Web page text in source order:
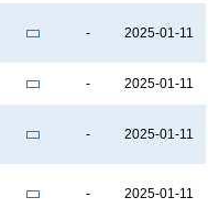
- 2025-01-11
- 2025-01-11
- 2025-01-11
- 2025-01-11